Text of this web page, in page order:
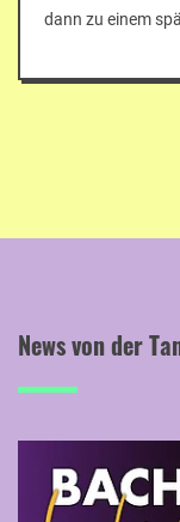
dann zu einem
News von der